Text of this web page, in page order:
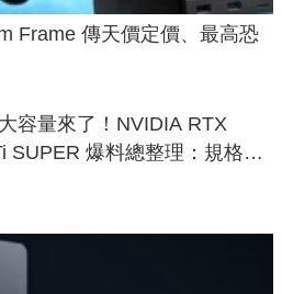
Frame 傳天價定價、最高恐
容量來了！NVIDIA RTX
SUPER 爆料總整理：規格、